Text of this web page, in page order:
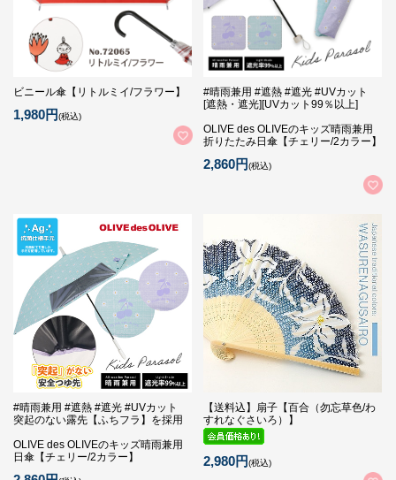
ビニール傘【リトルミイ/フラワー】
1,980円(税込)
#晴雨兼用 #遮熱 #遮光 #UVカット
[遮熱・遮光][UVカット99％以上]
OLIVE des OLIVEのキッズ晴雨兼用
折りたたみ日傘【チェリー/2カラー】
2,860円(税込)
#晴雨兼用 #遮熱 #遮光 #UVカット
突起のない露先【ふちフラ】を採用
OLIVE des OLIVEのキッズ晴雨兼用
日傘【チェリー/2カラー】
【送料込】扇子【百合（勿忘草色/わ
すれなぐさいろ）】
2,980円(税込)